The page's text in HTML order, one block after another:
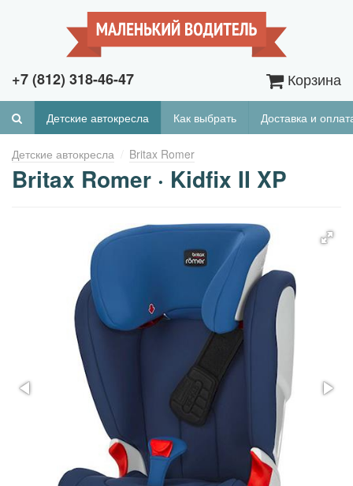
+7 (812) 318-46-47 Корзина
Детские автокресла Как выбрать Доставка и
Детские автокресла Britax Romer
Britax Romer · Kidfix II XP